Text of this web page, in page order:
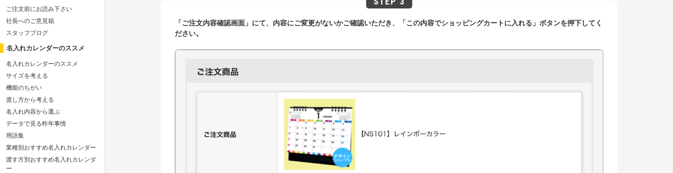
「ご注文内容確認画面」にて、内容にご変更がないかご確認いただき、「この内容でショッピングカートに入れる」ボタンを押下してく
ださい。
ご注文前にお読み下さい
社長へのご意見箱
スタッフブログ
名入れカレンダーのススメ
名入れカレンダーのススメ
サイズを考える
機能のちがい
渡し方から考える
名入れ内容から選ぶ
データで見る昨年事情
用語集
業種別おすすめ名入れカレンダー
渡す方別おすすめ名入れカレンダ
ー